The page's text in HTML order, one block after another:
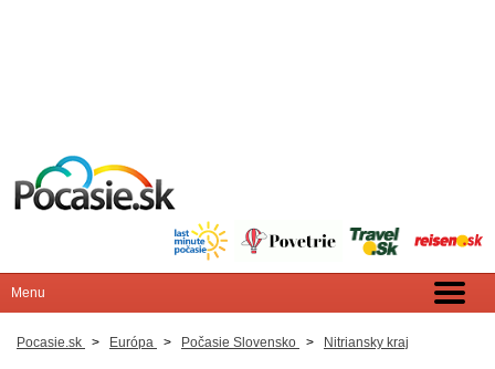
Pocasie.sk > Európa > Počasie Slovensko > Nitriansky kraj